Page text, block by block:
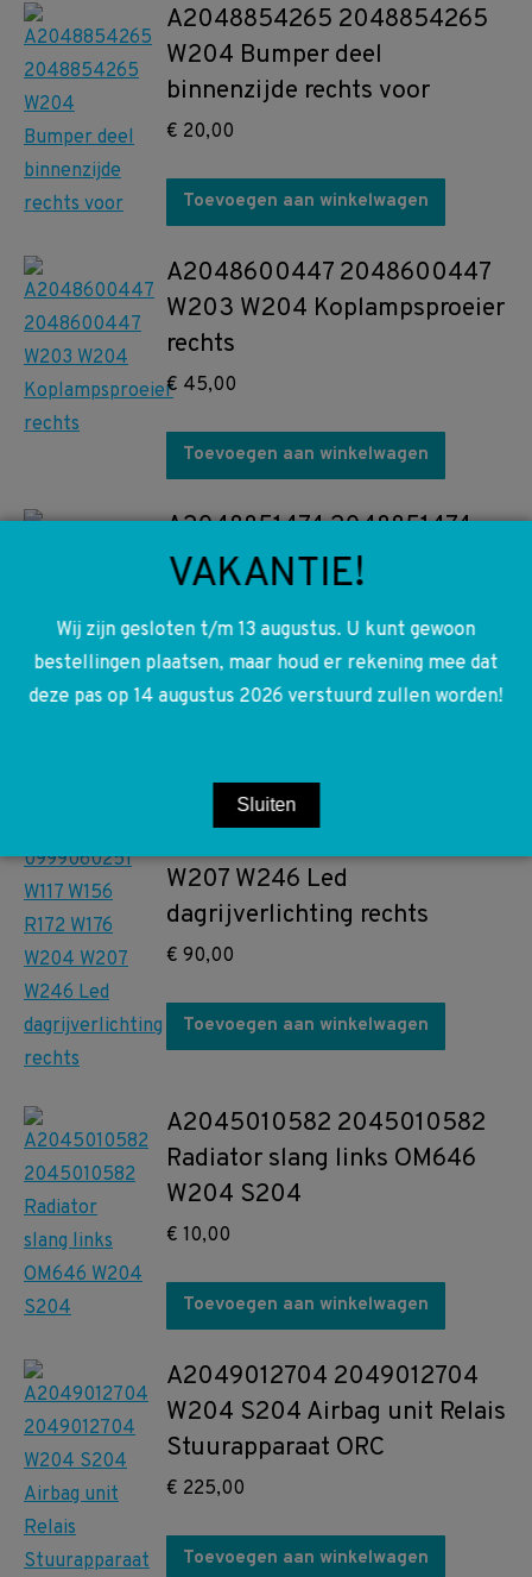
A2048854265 2048854265
W204 Bumper deel
binnenzijde rechts voor
€ 20,00
Toevoegen aan winkelwagen
A2048600447 2048600447
W203 W204 Koplampsproeier
rechts
€ 45,00
Toevoegen aan winkelwagen
A2048851474 2048851474
W204 S204 Sierlijst mistlamp
€30,00
Toevoegen aan winkelwagen
A0999060251 0999060251
W207 W246 Led
dagrijverlichting rechts
€ 90,00
Toevoegen aan winkelwagen
A2045010582 2045010582
Radiator slang links OM646
W204 S204
€ 10,00
Toevoegen aan winkelwagen
A2049012704 2049012704
W204 S204 Airbag unit Relais
Stuurapparaat ORC
€ 225,00
Toevoegen aan winkelwagen
VAKANTIE!
Wij zijn gesloten t/m 13 augustus. U kunt gewoon
bestellingen plaatsen, maar houd er rekening mee dat
deze pas op 14 augustus 2026 verstuurd zullen worden!
Sluiten